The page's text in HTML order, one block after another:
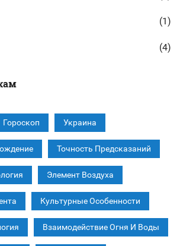
(1)
(4)
Гороскоп Украина
Точность Предсказаний
Элемент Воздуха
Культурные Особенности
Взаимодействие Огня И Воды